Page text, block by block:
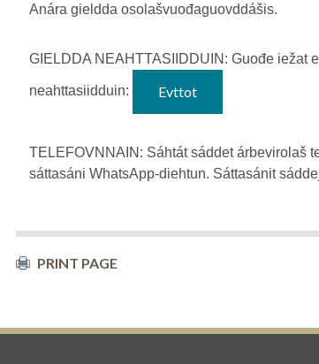
Anára gieldda osolašvuođaguovddášis.
GIELDDA NEAHTTASIIDDUIN: Guođe iežat
neahttasiidduin: Evttot
TELEFOVNNAIN: Sáhtát sáddet árbevirolaš
sáttasáni WhatsApp-diehtun. Sáttasánit
PRINT PAGE